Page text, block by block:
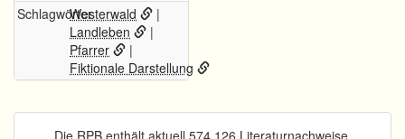
SchlagwörterWesterwald
|
Landleben
|
Pfarrer
|
Fiktionale Darstellung
Die RPB enthält aktuell 574.126 Literaturnachweise.